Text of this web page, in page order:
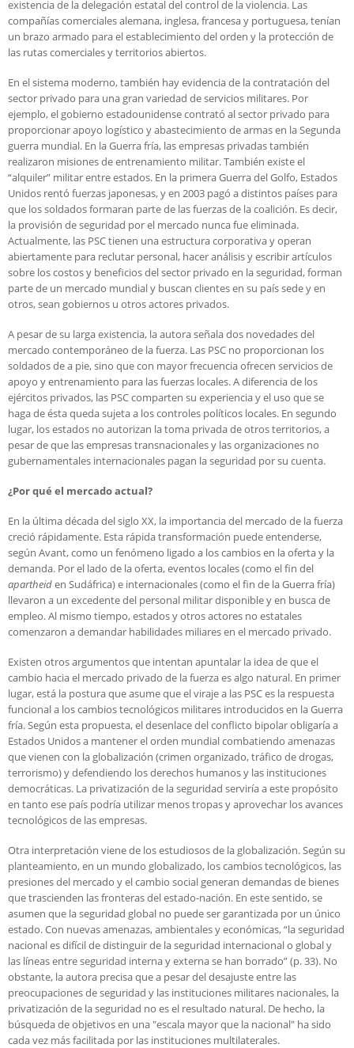
existencia de la delegación estatal del control de la violencia. Las
compañías comerciales alemana, inglesa, francesa y portuguesa, tenían
un brazo armado para el establecimiento del orden y la protección de
las rutas comerciales y territorios abiertos.
En el sistema moderno, también hay evidencia de la contratación del
sector privado para una gran variedad de servicios militares. Por
ejemplo, el gobierno estadounidense contrató al sector privado para
proporcionar apoyo logístico y abastecimiento de armas en la Segunda
guerra mundial. En la Guerra fría, las empresas privadas también
realizaron misiones de entrenamiento militar. También existe el
“alquiler” militar entre estados. En la primera Guerra del Golfo, Estados
Unidos rentó fuerzas japonesas, y en 2003 pagó a distintos países para
que los soldados formaran parte de las fuerzas de la coalición. Es decir,
la provisión de seguridad por el mercado nunca fue eliminada.
Actualmente, las PSC tienen una estructura corporativa y operan
abiertamente para reclutar personal, hacer análisis y escribir artículos
sobre los costos y beneficios del sector privado en la seguridad, forman
parte de un mercado mundial y buscan clientes en su país sede y en
otros, sean gobiernos u otros actores privados.
A pesar de su larga existencia, la autora señala dos novedades del
mercado contemporáneo de la fuerza. Las PSC no proporcionan los
soldados de a pie, sino que con mayor frecuencia ofrecen servicios de
apoyo y entrenamiento para las fuerzas locales. A diferencia de los
ejércitos privados, las PSC comparten su experiencia y el uso que se
haga de ésta queda sujeta a los controles políticos locales. En segundo
lugar, los estados no autorizan la toma privada de otros territorios, a
pesar de que las empresas transnacionales y las organizaciones no
gubernamentales internacionales pagan la seguridad por su cuenta.
¿Por qué el mercado actual?
En la última década del siglo XX, la importancia del mercado de la fuerza
creció rápidamente. Esta rápida transformación puede entenderse,
según Avant, como un fenómeno ligado a los cambios en la oferta y la
demanda. Por el lado de la oferta, eventos locales (como el fin del
apartheiden Sudáfrica) e internacionales (como el fin de la Guerra fría)
llevaron a un excedente del personal militar disponible y en busca de
empleo. Al mismo tiempo, estados y otros actores no estatales
comenzaron a demandar habilidades miliares en el mercado privado.
Existen otros argumentos que intentan apuntalar la idea de que el
cambio hacia el mercado privado de la fuerza es algo natural. En primer
lugar, está la postura que asume que el viraje a las PSC es la respuesta
funcional a los cambios tecnológicos militares introducidos en la Guerra
fría. Según esta propuesta, el desenlace del conflicto bipolar obligaría a
Estados Unidos a mantener el orden mundial combatiendo amenazas
que vienen con la globalización (crimen organizado, tráfico de drogas,
terrorismo) y defendiendo los derechos humanos y las instituciones
democráticas. La privatización de la seguridad serviría a este propósito
en tanto ese país podría utilizar menos tropas y aprovechar los avances
tecnológicos de las empresas.
Otra interpretación viene de los estudiosos de la globalización. Según su
planteamiento, en un mundo globalizado, los cambios tecnológicos, las
presiones del mercado y el cambio social generan demandas de bienes
que trascienden las fronteras del estado-nación. En este sentido, se
asumen que la seguridad global no puede ser garantizada por un único
estado. Con nuevas amenazas, ambientales y económicas, “la seguridad
nacional es difícil de distinguir de la seguridad internacional o global y
las líneas entre seguridad interna y externa se han borrado” (p. 33). No
obstante, la autora precisa que a pesar del desajuste entre las
preocupaciones de seguridad y las instituciones militares nacionales, la
privatización de la seguridad no es el resultado natural. De hecho, la
búsqueda de objetivos en una "escala mayor que la nacional" ha sido
cada vez más facilitada por las instituciones multilaterales.